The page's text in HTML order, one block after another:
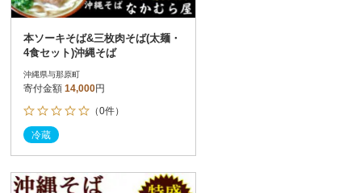
本ソーキそば&三枚肉そば(太麺・
4食セット)沖縄そば
沖縄県与那原町
寄付金額 14,000円
（0件）
冷蔵